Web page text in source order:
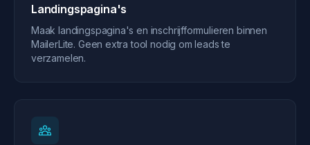
Landingspagina's
Maak landingspagina's en inschrijfformulieren binnen
MailerLite. Geen extra tool nodig om leads te
verzamelen.